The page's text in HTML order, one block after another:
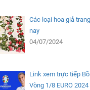
Các loại hoa giả
nay
04/07/2024
Link xem trực tiếp
Vòng 1/8 EURO 2024